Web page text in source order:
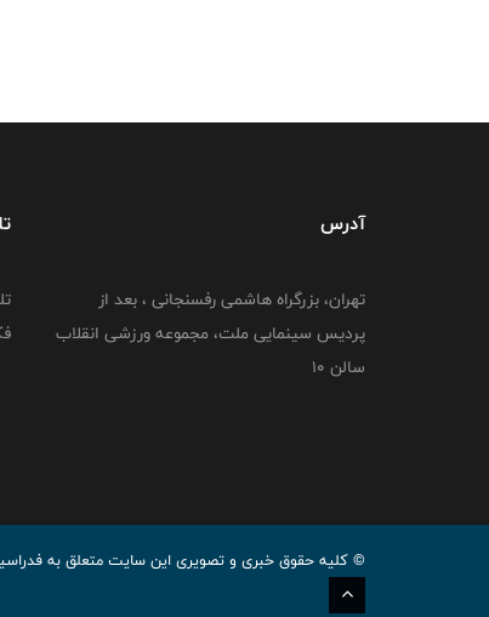
آدرس
تهران، بزرگراه هاشمی رفسنجانی ، بعد از
پردیس سینمایی ملت، مجموعه ورزشی انقلاب
سالن 10
© کليه حقوق خبری و تصويری اين سايت متعلق به